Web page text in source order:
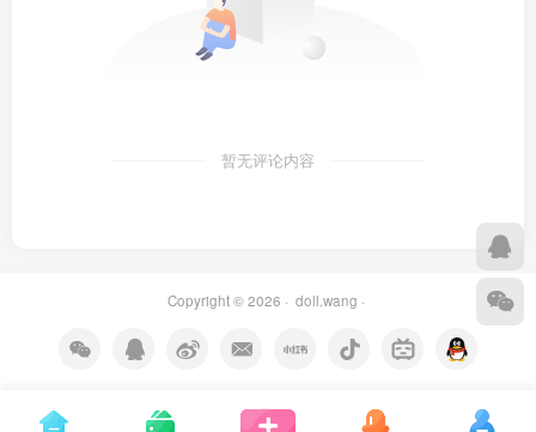
暂无评论内容
Copyright © 2026 · doll.wang ·